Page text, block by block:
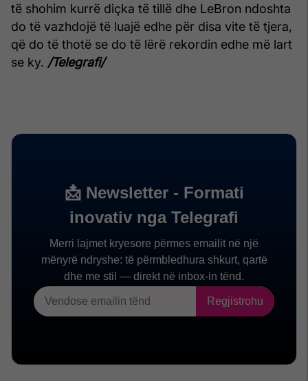
të shohim kurrë diçka të tillë dhe LeBron ndoshta
do të vazhdojë të luajë edhe për disa vite të tjera,
që do të thotë se do të lërë rekordin edhe më lart
se ky. /Telegrafi/